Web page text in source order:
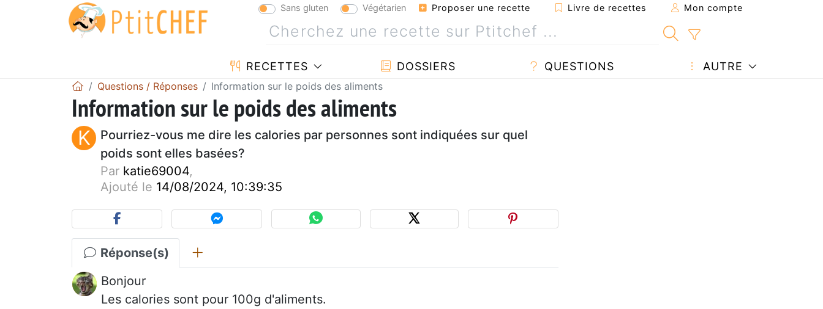
Sans gluten Végétarien Proposer une recette Livre de recettes Mon compte
RECETTES DOSSIERS QUESTIONS AUTRE
Questions / Réponses Information sur le poids des aliments
Information sur le poids des aliments
K
Pourriez-vous me dire les calories par personnes sont indiquées sur quel
poids sont elles basées?
Par katie69004,
Ajouté le 14/08/2024, 10:39:35
Réponse(s)
Bonjour
Les calories sont pour 100g d'aliments.